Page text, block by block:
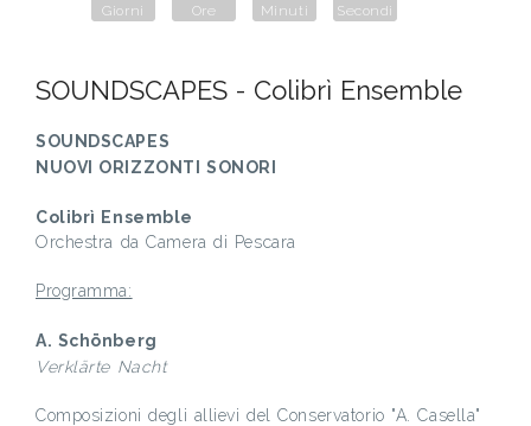
Giorni Ore Minuti Secondi
SOUNDSCAPES - Colibrì Ensemble
SOUNDSCAPES
NUOVI ORIZZONTI SONORI
Colibrì Ensemble
Orchestra da Camera di Pescara
Programma:
A. Schönberg
Verklärte Nacht
Composizioni degli allievi del Conservatorio "A. Casella"